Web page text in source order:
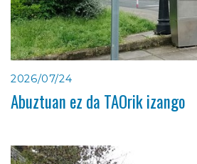
2026/07/24
Abuztuan ez da TAOrik izango